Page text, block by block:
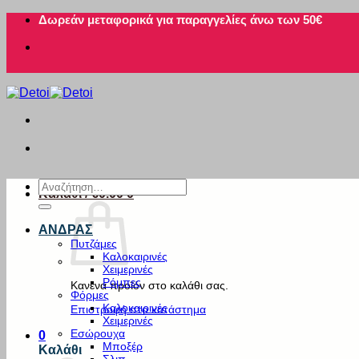
Μετάβαση
περιεχόμενο
Δωρεάν μεταφορικά για παραγγελίες άνω των 50€
Καλάθι /€0.00 0
Κανένα προϊόν στο καλάθι σας.
Επιστροφή στο κατάστημα
0
Καλάθι
Αναζήτηση
για:
ΑΝΔΡΑΣ
Πυτζάμες
Καλοκαιρινές
Χειμερινές
Ρόμπες
Φόρμες
Καλοκαιρινές
Χειμερινές
Εσώρουχα
Μποξέρ